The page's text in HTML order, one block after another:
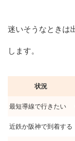
迷いそうなときは
します。
状況
最短導線で行きたい
近鉄か阪神で到着する